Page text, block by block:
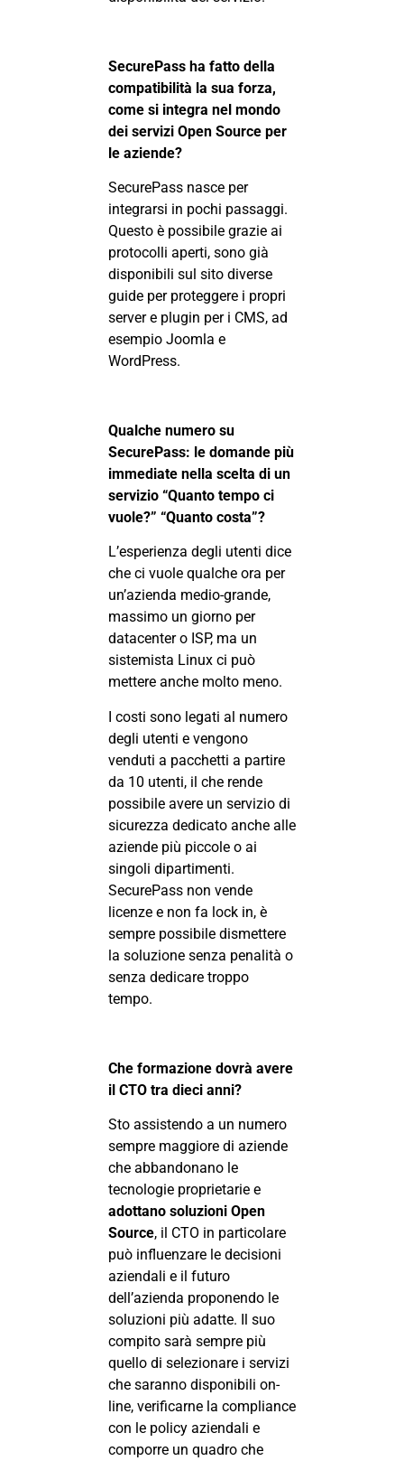
SecurePass ha fatto della
compatibilità la sua forza,
come si integra nel mondo
dei servizi Open Source per
le aziende?
SecurePass nasce per
integrarsi in pochi passaggi.
Questo è possibile grazie ai
protocolli aperti, sono già
disponibili sul sito diverse
guide per proteggere i propri
server e plugin per i CMS, ad
esempio Joomla e
WordPress.
Qualche numero su
SecurePass: le domande più
immediate nella scelta di un
servizio “Quanto tempo ci
vuole?” “Quanto costa”?
L’esperienza degli utenti dice
che ci vuole qualche ora per
un’azienda medio-grande,
massimo un giorno per
datacenter o ISP, ma un
sistemista Linux ci può
mettere anche molto meno.
I costi sono legati al numero
degli utenti e vengono
venduti a pacchetti a partire
da 10 utenti, il che rende
possibile avere un servizio di
sicurezza dedicato anche alle
aziende più piccole o ai
singoli dipartimenti.
SecurePass non vende
licenze e non fa lock in, è
sempre possibile dismettere
la soluzione senza penalità o
senza dedicare troppo
tempo.
Che formazione dovrà avere
il CTO tra dieci anni?
Sto assistendo a un numero
sempre maggiore di aziende
che abbandonano le
tecnologie proprietarie e
adottano soluzioni Open
Source, il CTO in particolare
può influenzare le decisioni
aziendali e il futuro
dell’azienda proponendo le
soluzioni più adatte. Il suo
compito sarà sempre più
quello di selezionare i servizi
che saranno disponibili on-
line, verificarne la compliance
con le policy aziendali e
comporre un quadro che